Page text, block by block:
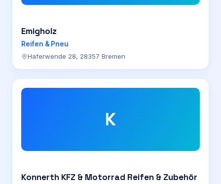
Emigholz
Reifen & Pneu
Haferwende 28, 28357 Bremen
K
Konnerth KFZ & Motorrad Reifen & Zubehör